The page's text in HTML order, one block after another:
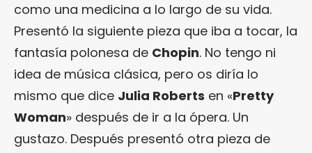
como una medicina a lo largo de su vida.
Presentó la siguiente pieza que iba a tocar, la
fantasía polonesa de Chopin. No tengo ni
idea de música clásica, pero os diría lo
mismo que dice Julia Roberts en «Pretty
Woman» después de ir a la ópera. Un
gustazo. Después presentó otra pieza de